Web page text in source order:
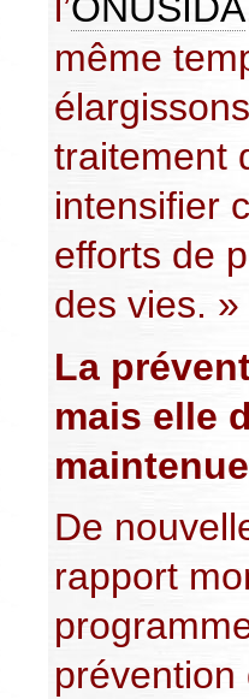
l’ONUSIDA
même
traitement
intensifier
efforts de
des vies. »
La
mais elle
De
rapport